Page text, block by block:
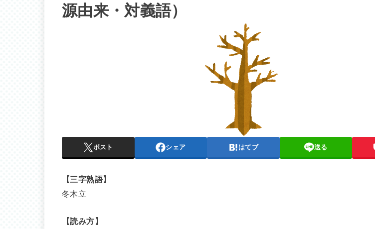
源由来・対義語）
ポスト シェア はてブ 送る
【三字熟語】
冬木立
【読み方】